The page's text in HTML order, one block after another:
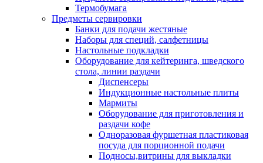
Термобумага
Предметы сервировки
Банки для подачи жестяные
Наборы для специй, салфетницы
Настольные подкладки
Оборудование для кейтеринга, шведского
стола, линии раздачи
Диспенсеры
Индукционные настольные плиты
Мармиты
Оборудование для приготовления и
раздачи кофе
Одноразовая фуршетная пластиковая
посуда для порционной подачи
Подносы,витрины для выкладки